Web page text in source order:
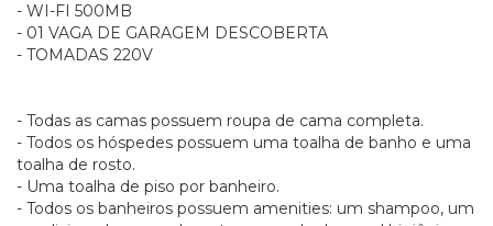
- WI-FI 500MB
- 01 VAGA DE GARAGEM DESCOBERTA
- TOMADAS 220V
- Todas as camas possuem roupa de cama completa.
- Todos os hóspedes possuem uma toalha de banho e uma
toalha de rosto.
- Uma toalha de piso por banheiro.
- Todos os banheiros possuem amenities: um shampoo, um